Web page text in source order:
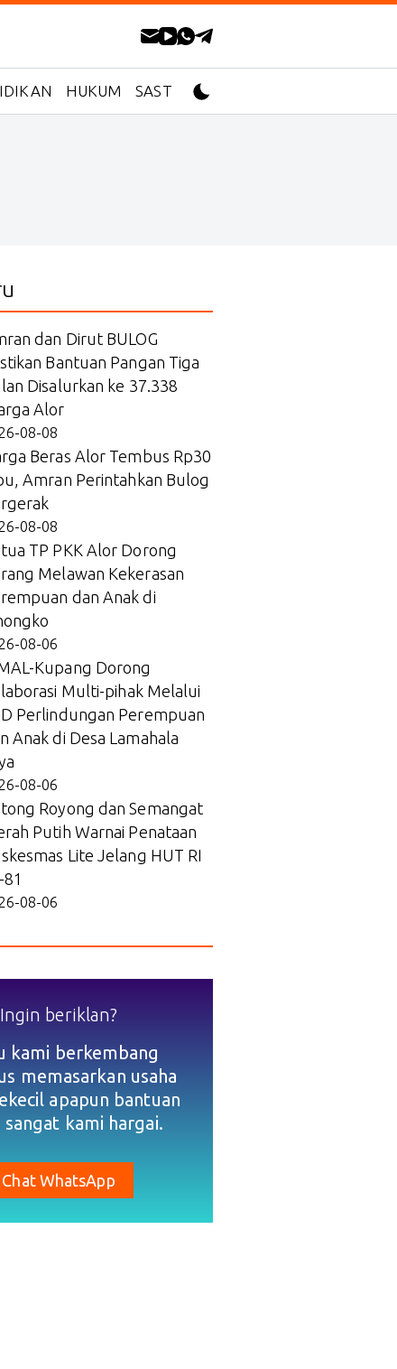
HUKUM SASTRA
dan Dirut BULOG
Bantuan Pangan Tiga
Disalurkan ke 37.338
Alor
08-08
Beras Alor Tembus Rp30
Amran Perintahkan Bulog
08-08
TP PKK Alor Dorong
Melawan Kekerasan
dan Anak di
08-06
Kupang Dorong
Multi-pihak Melalui
Perlindungan Perempuan
Anak di Desa Lamahala
08-06
Royong dan Semangat
Putih Warnai Penataan
Lite Jelang HUT RI
81
08-06
Ingin beriklan?
kami berkembang
memasarkan usaha
apapun bantuan
sangat kami hargai.
Chat WhatsApp